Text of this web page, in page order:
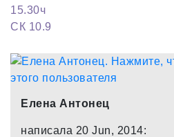
15.30ч
СК 10.9
Елена Антонец
написала 20 Jun, 2014: